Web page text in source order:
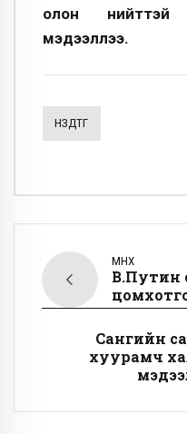
олон нийттэй
мэдээллээ.
НЗДТГ
ӨМНӨХ
В.Путин
Сангийн
хуурамч